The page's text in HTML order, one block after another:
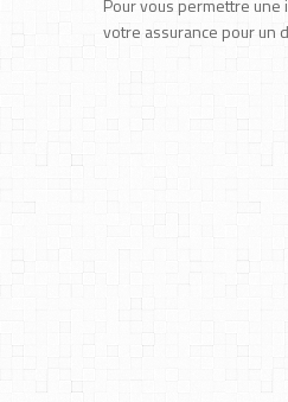
Pour vous permettre
votre assurance pour un